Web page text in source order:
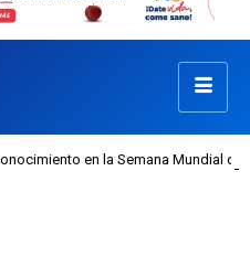
Semana Mundial de la Lactancia